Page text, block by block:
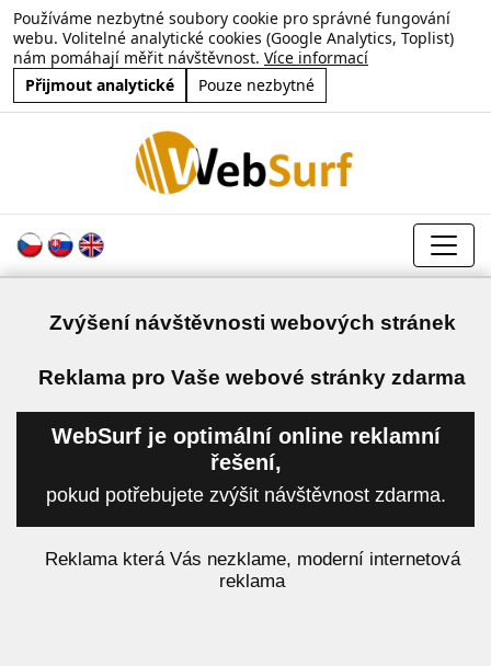
Používáme nezbytné soubory cookie pro správné fungování
webu. Volitelné analytické cookies (Google Analytics, Toplist)
nám pomáhají měřit návštěvnost. Více informací
Přijmout analytické
Pouze nezbytné
Zvýšení návštěvnosti webových stránek
Reklama pro Vaše webové stránky zdarma
WebSurf je optimální online reklamní
řešení,
pokud potřebujete zvýšit návštěvnost zdarma.
Reklama která Vás nezklame, moderní internetová
reklama